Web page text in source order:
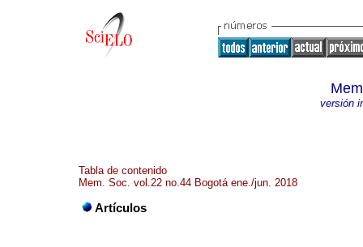
versión
Tabla de contenido
Mem. Soc. vol.22 no.44 Bogotá ene./jun. 2018
Artículos